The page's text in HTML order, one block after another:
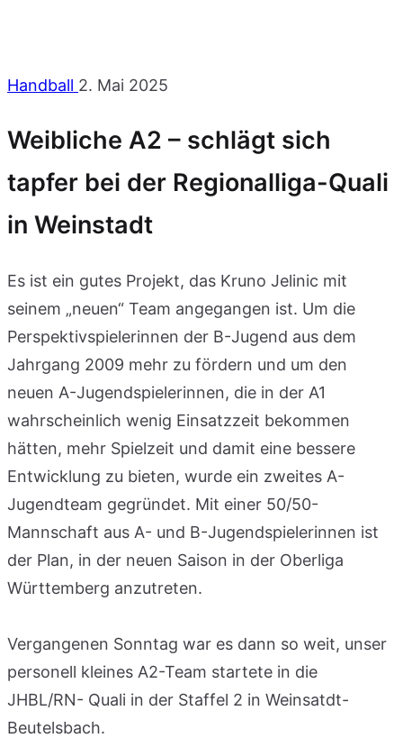
Handball 2. Mai 2025
Weibliche A2 – schlägt sich
tapfer bei der Regionalliga-Quali
in Weinstadt
Es ist ein gutes Projekt, das Kruno Jelinic mit
seinem „neuen“ Team angegangen ist. Um die
Perspektivspielerinnen der B-Jugend aus dem
Jahrgang 2009 mehr zu fördern und um den
neuen A-Jugendspielerinnen, die in der A1
wahrscheinlich wenig Einsatzzeit bekommen
hätten, mehr Spielzeit und damit eine bessere
Entwicklung zu bieten, wurde ein zweites A-
Jugendteam gegründet. Mit einer 50/50-
Mannschaft aus A- und B-Jugendspielerinnen ist
der Plan, in der neuen Saison in der Oberliga
Württemberg anzutreten.
Vergangenen Sonntag war es dann so weit, unser
personell kleines A2-Team startete in die
JHBL/RN- Quali in der Staffel 2 in Weinsatdt-
Beutelsbach.